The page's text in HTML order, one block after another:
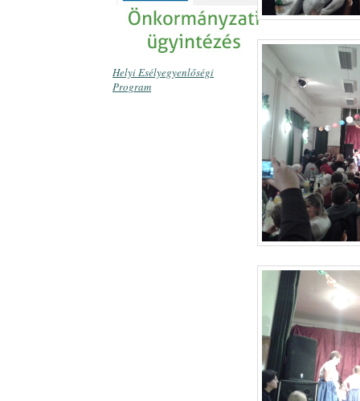
Helyi Esélyegyenlőségi
Program